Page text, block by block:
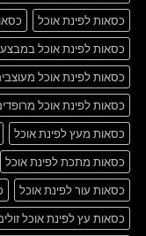
כסאות לפינת אוכל
כסאות לפינת אוכל במבצע
כסאות לפינת אוכל
כסאות לפינת אוכל
כסאות מעץ לפינת אוכל
כסאות מתכת לפינת אוכל
כסאות עור לפינת אוכל
כסאות עץ לפינת אוכל